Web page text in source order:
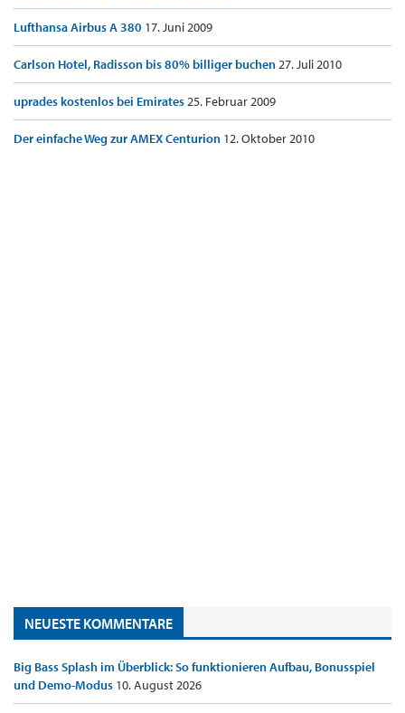
Lufthansa Airbus A 380 17. Juni 2009
Carlson Hotel, Radisson bis 80% billiger buchen27. Juli 2010
uprades kostenlos bei Emirates25. Februar 2009
Der einfache Weg zur AMEX Centurion 12. Oktober 2010
NEUESTE KOMMENTARE
Big Bass Splash im Überblick: So funktionieren Aufbau, Bonusspiel
und Demo-Modus 10. August 2026